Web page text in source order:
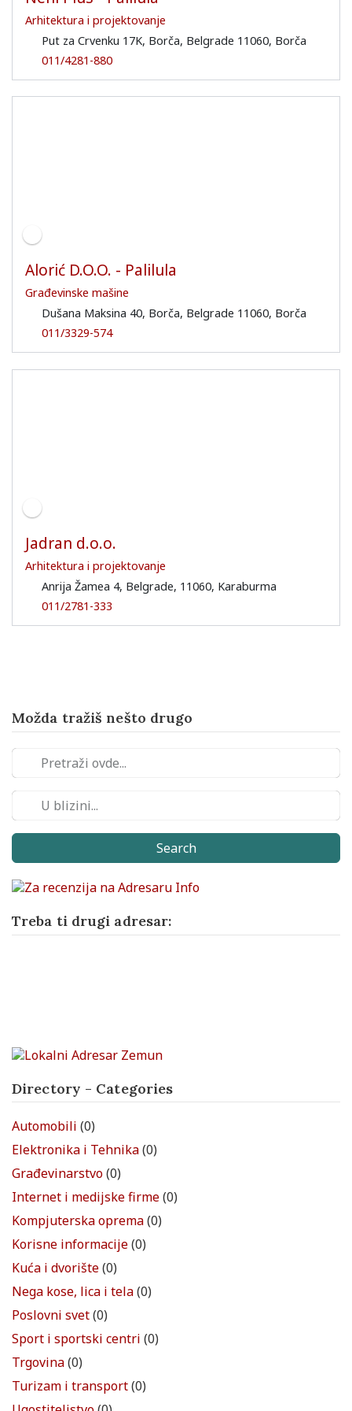
Arhitektura i projektovanje
Put za Crvenku 17K, Borča, Belgrade 11060, Borča
011/4281-880
Alorić D.O.O. - Palilula
Građevinske mašine
Dušana Maksina 40, Borča, Belgrade 11060, Borča
011/3329-574
Jadran d.o.o.
Arhitektura i projektovanje
Anrija Žamea 4, Belgrade, 11060, Karaburma
011/2781-333
Možda tražiš nešto drugo
Search
Treba ti drugi adresar:
Directory - Categories
Automobili (0)
Elektronika i Tehnika(0)
Građevinarstvo(0)
Internet i medijske firme(0)
Kompjuterska oprema(0)
Korisne informacije(0)
Kuća i dvorište(0)
Nega kose, lica i tela(0)
Poslovni svet(0)
Sport i sportski centri (0)
Trgovina(0)
Turizam i transport(0)